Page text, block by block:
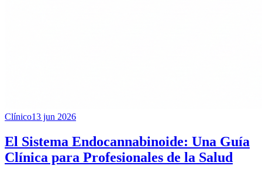
Clínico13 jun 2026
El Sistema Endocannabinoide: Una Guía
Clínica para Profesionales de la Salud